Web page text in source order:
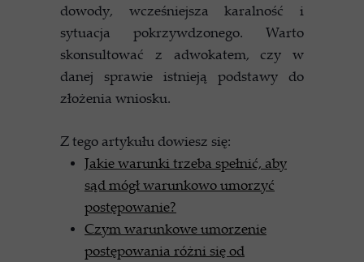
dowody, wcześniejsza karalność i
sytuacja pokrzywdzonego. Warto
skonsultować z adwokatem, czy w
danej sprawie istnieją podstawy do
złożenia wniosku.
Z tego artykułu dowiesz się:
Jakie warunki trzeba spełnić, aby
sąd mógł warunkowo umorzyć
postępowanie?
Czym warunkowe umorzenie
postępowania różni się od